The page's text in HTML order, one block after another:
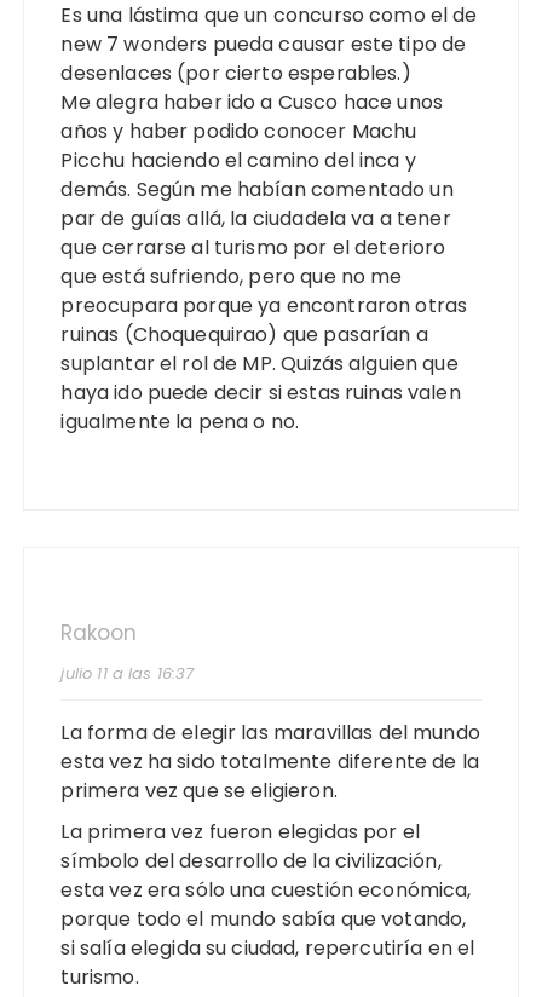
Es una lástima que un concurso como el de
new 7 wonders pueda causar este tipo de
desenlaces (por cierto esperables.)
Me alegra haber ido a Cusco hace unos
años y haber podido conocer Machu
Picchu haciendo el camino del inca y
demás. Según me habían comentado un
par de guías allá, la ciudadela va a tener
que cerrarse al turismo por el deterioro
que está sufriendo, pero que no me
preocupara porque ya encontraron otras
ruinas (Choquequirao) que pasarían a
suplantar el rol de MP. Quizás alguien que
haya ido puede decir si estas ruinas valen
igualmente la pena o no.
Rakoon
julio 11 a las 16:37
La forma de elegir las maravillas del mundo
esta vez ha sido totalmente diferente de la
primera vez que se eligieron.
La primera vez fueron elegidas por el
símbolo del desarrollo de la civilización,
esta vez era sólo una cuestión económica,
porque todo el mundo sabía que votando,
si salía elegida su ciudad, repercutiría en el
turismo.